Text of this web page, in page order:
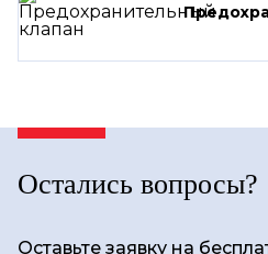
Остались вопросы?
Оставьте заявку на